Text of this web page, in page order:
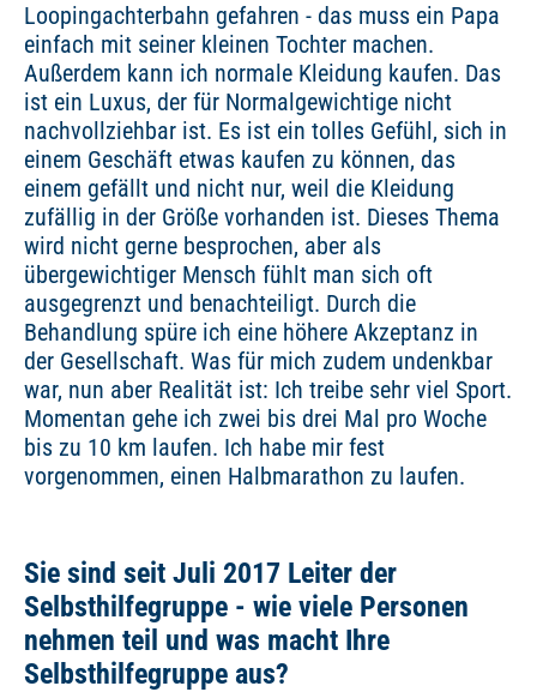
Loopingachterbahn gefahren - das muss ein Papa
einfach mit seiner kleinen Tochter machen.
Außerdem kann ich normale Kleidung kaufen. Das
ist ein Luxus, der für Normalgewichtige nicht
nachvollziehbar ist. Es ist ein tolles Gefühl, sich in
einem Geschäft etwas kaufen zu können, das
einem gefällt und nicht nur, weil die Kleidung
zufällig in der Größe vorhanden ist. Dieses Thema
wird nicht gerne besprochen, aber als
übergewichtiger Mensch fühlt man sich oft
ausgegrenzt und benachteiligt. Durch die
Behandlung spüre ich eine höhere Akzeptanz in
der Gesellschaft. Was für mich zudem undenkbar
war, nun aber Realität ist: Ich treibe sehr viel Sport.
Momentan gehe ich zwei bis drei Mal pro Woche
bis zu 10 km laufen. Ich habe mir fest
vorgenommen, einen Halbmarathon zu laufen.
Sie sind seit Juli 2017 Leiter der
Selbsthilfegruppe - wie viele Personen
nehmen teil und was macht Ihre
Selbsthilfegruppe aus?